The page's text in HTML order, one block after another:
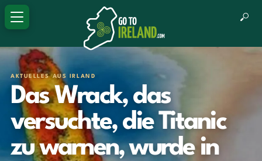
AKTUELLES AUS IRLAND
Das Wrack, das
versuchte, die Titanic
zu warnen, wurde in